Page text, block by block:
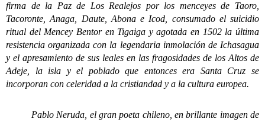
firma de la Paz de Los Realejos por los menceyes de Taoro,
Tacoronte, Anaga, Daute, Abona e Icod, consumado el suicidio
ritual del Mencey Bentor en Tigaiga y agotada en 1502 la última
resistencia organizada con la legendaria inmolación de Ichasagua
y el apresamiento de sus leales en las fragosidades de los Altos de
Adeje, la isla y el poblado que entonces era Santa Cruz se
incorporan con celeridad a la cristiandad y a la cultura europea.
Pablo Neruda, el gran poeta chileno, en brillante imagen de